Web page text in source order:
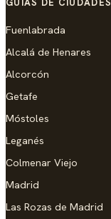
GUÍAS DE CIUDADES
Fuenlabrada
Alcalá de Henares
Alcorcón
Getafe
Móstoles
Leganés
Colmenar Viejo
Madrid
Las Rozas de Madrid